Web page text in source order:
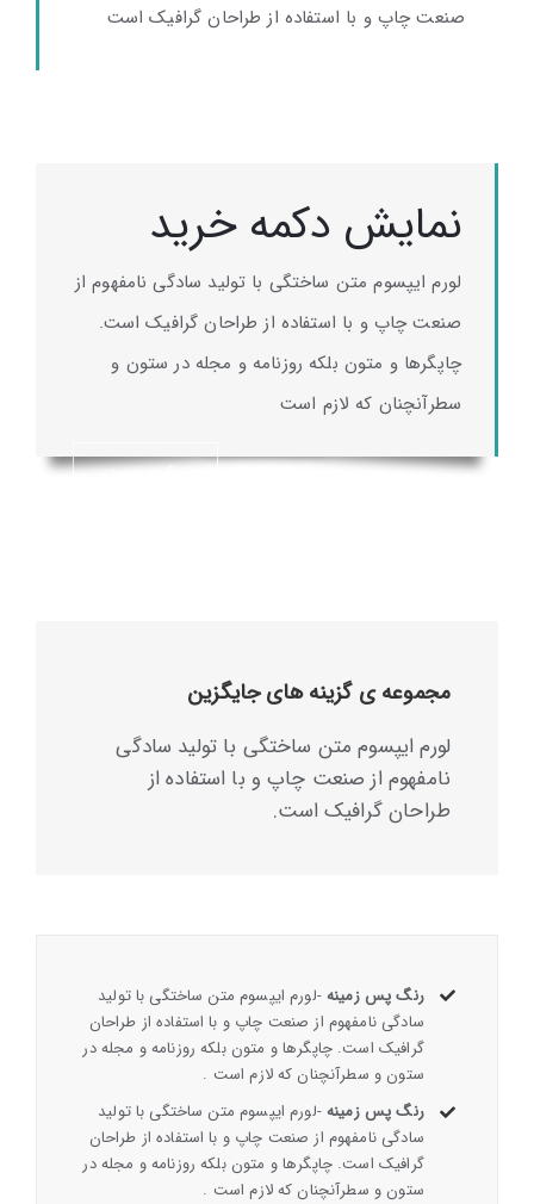
صنعت چاپ و با استفاده از طراحان گرافیک است
نمایش دکمه خرید
لورم ایپسوم متن ساختگی با تولید سادگی نامفهوم از
صنعت چاپ و با استفاده از طراحان گرافیک است.
چاپگرها و متون بلکه روزنامه و مجله در ستون و
سطرآنچنان که لازم است
دکمه خرید
مجموعه ی گزینه های جایگزین
لورم ایپسوم متن ساختگی با تولید سادگی
نامفهوم از صنعت چاپ و با استفاده از
طراحان گرافیک است.
رنگ پس زمینه-لورم ایپسوم متن ساختگی با تولید
سادگی نامفهوم از صنعت چاپ و با استفاده از طراحان
گرافیک است. چاپگرها و متون بلکه روزنامه و مجله در
ستون و سطرآنچنان که لازم است .
رنگ پس زمینه-لورم ایپسوم متن ساختگی با تولید
سادگی نامفهوم از صنعت چاپ و با استفاده از طراحان
گرافیک است. چاپگرها و متون بلکه روزنامه و مجله در
ستون و سطرآنچنان که لازم است .